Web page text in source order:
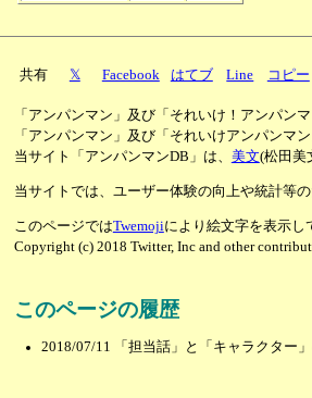
共有 𝕏 Facebook はてブ Line コピー
「アンパンマン」及び「それいけ！アンパン
「アンパンマン」及び「それいけアンパンマ
当サイト「アンパンマンDB」は、 美文(松田美
当サイトでは、ユーザー体験の向上や統計等
このページではTwemojiにより絵文字を表示し
Copyright (c) 2018 Twitter, Inc and other
このページの履歴
2018/07/11 「担当話」と「キャラクター